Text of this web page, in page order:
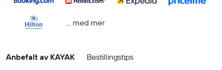
… med mer
Anbefalt av KAYAK Bestillingstips